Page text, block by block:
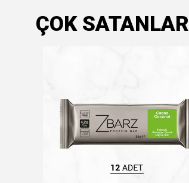
ÇOK SATANLAR